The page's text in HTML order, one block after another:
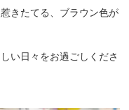
きたてる、ブラウン色が
い日々をお過ごしくださ